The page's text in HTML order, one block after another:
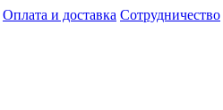
Оплата и доставка Сотрудничество